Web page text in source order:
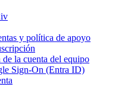
y política de apoyo
la cuenta del equipo
Sign-On (Entra ID)